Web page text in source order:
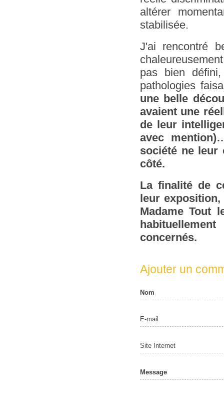
altérer
stabilisée.
J'ai rencontré
pas bien
pathologies
une belle
avaient une
de leur
avec
société ne leur
côté.
La finalité de
leur
Madame Tout
concernés.
Ajouter un
Nom
E-mail
Site Internet
Message